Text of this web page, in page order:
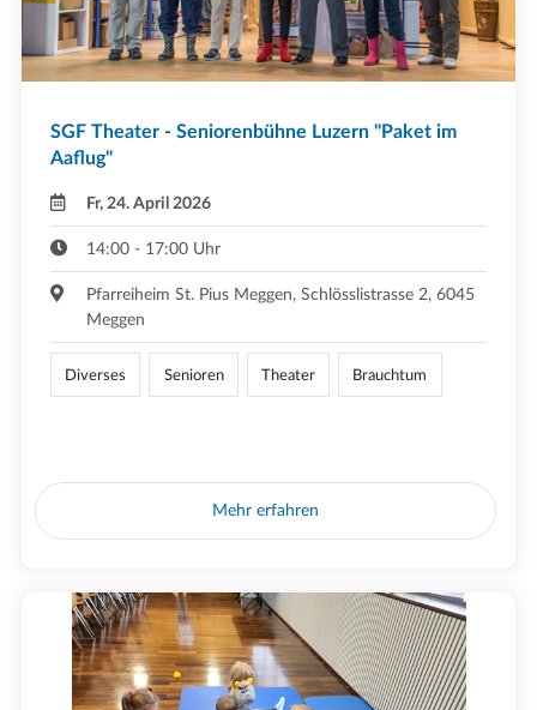
SGF Theater - Seniorenbühne Luzern "Paket im
Aaflug"
Fr, 24. April 2026
14:00 - 17:00 Uhr
Pfarreiheim St. Pius Meggen, Schlösslistrasse 2, 6045
Meggen
Diverses Senioren Theater Brauchtum
Mehr erfahren